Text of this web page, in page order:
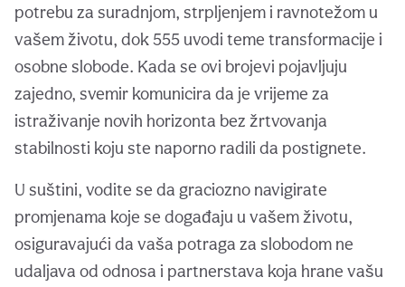
potrebu za suradnjom, strpljenjem i ravnotežom u
vašem životu, dok 555 uvodi teme transformacije i
osobne slobode. Kada se ovi brojevi pojavljuju
zajedno, svemir komunicira da je vrijeme za
istraživanje novih horizonta bez žrtvovanja
stabilnosti koju ste naporno radili da postignete.
U suštini, vodite se da graciozno navigirate
promjenama koje se događaju u vašem životu,
osiguravajući da vaša potraga za slobodom ne
udaljava od odnosa i partnerstava koja hrane vašu